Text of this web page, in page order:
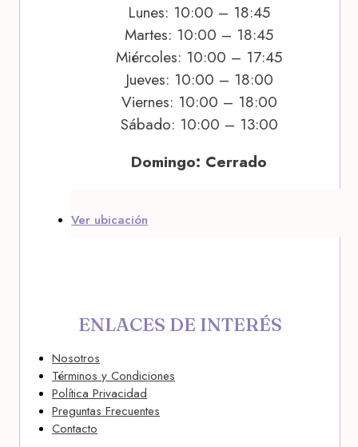
Lunes: 10:00 – 18:45
Martes: 10:00 – 18:45
Miércoles: 10:00 – 17:45
Jueves: 10:00 – 18:00
Viernes: 10:00 – 18:00
Sábado: 10:00 – 13:00
Domingo: Cerrado
Ver ubicación
ENLACES DE INTERÉS
Nosotros
Términos y Condiciones
Política Privacidad
Preguntas Frecuentes
Contacto